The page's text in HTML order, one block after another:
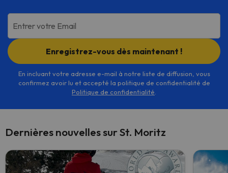
Entrer votre Email
Enregistrez-vous dès maintenant !
En incluant votre adresse e-mail à notre liste de diffusion, vous
confirmez avoir lu et accepté la politique de confidentialité de
Politique de confidentialité
Dernières nouvelles sur St. Moritz